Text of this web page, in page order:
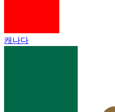
캐나다